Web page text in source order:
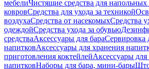
мебелиЧистящие средства для
ковровСредства для ухода за техникой
воздухаСредства от насекомыхСредства
одеждойСредства ухода за обувью
средстваАксессуары для бараСервировка
напитковАксессуары для хранения
приготовления коктейлейАксессуары
напитковНаборы для бара, мини-бары